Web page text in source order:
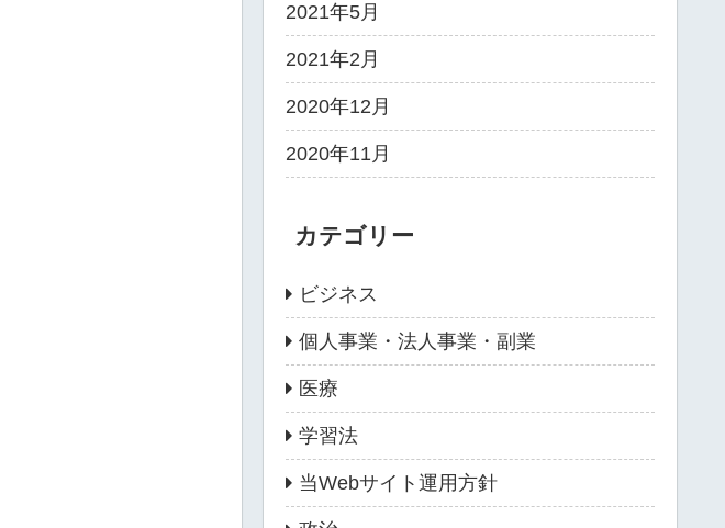
2021年5月
2021年2月
2020年12月
2020年11月
カテゴリー
ビジネス
個人事業・法人事業・副業
医療
学習法
当Webサイト運用方針